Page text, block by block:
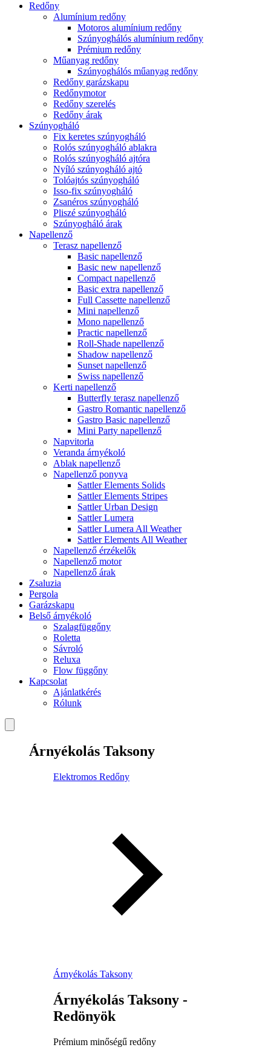
Redőny
Alumínium redőny
Motoros alumínium redőny
Szúnyoghálós alumínium redőny
Prémium redőny
Műanyag redőny
Szúnyoghálós műanyag redőny
Redőny garázskapu
Redőnymotor
Redőny szerelés
Redőny árak
Szúnyogháló
Fix keretes szúnyogháló
Rolós szúnyogháló ablakra
Rolós szúnyogháló ajtóra
Nyíló szúnyogháló ajtó
Tolóajtós szúnyogháló
Isso-fix szúnyogháló
Zsanéros szúnyogháló
Pliszé szúnyogháló
Szúnyogháló árak
Napellenző
Terasz napellenző
Basic napellenző
Basic new napellenző
Compact napellenző
Basic extra napellenző
Full Cassette napellenző
Mini napellenző
Mono napellenző
Practic napellenző
Roll-Shade napellenző
Shadow napellenző
Sunset napellenző
Swiss napellenző
Kerti napellenző
Butterfly terasz napellenző
Gastro Romantic napellenző
Gastro Basic napellenző
Mini Party napellenző
Napvitorla
Veranda árnyékoló
Ablak napellenző
Napellenző ponyva
Sattler Elements Solids
Sattler Elements Stripes
Sattler Urban Design
Sattler Lumera
Sattler Lumera All Weather
Sattler Elements All Weather
Napellenző érzékelők
Napellenző motor
Napellenző árak
Zsaluzia
Pergola
Garázskapu
Belső árnyékoló
Szalagfüggőny
Roletta
Sávroló
Reluxa
Flow függőny
Kapcsolat
Ajánlatkérés
Rólunk
Árnyékolás Taksony
Elektromos Redőny
Árnyékolás Taksony
Árnyékolás Taksony -
Redönyök
Prémium minőségű redőny